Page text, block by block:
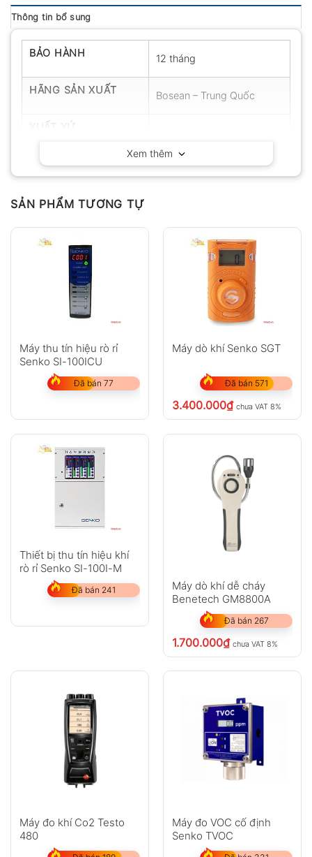
Thông tin bổ sung
BẢO HÀNH 12 tháng
HÃNG SẢN XUẤT Bosean – Trung Quốc
Xem thêm
SẢN PHẨM TƯƠNG TỰ
Máy thu tín hiệu rò rỉ
Senko SI-100ICU
Đã bán 77
Máy dò khí Senko SGT
Đã bán 571
3.400.000₫ chưa VAT 8%
Thiết bị thu tín hiệu khí
rò rỉ Senko SI-100I-M
Đã bán 241
Máy dò khí dễ cháy
Benetech GM8800A
Đã bán 267
1.700.000₫ chưa VAT 8%
Máy đo khí Co2 Testo
480
Máy đo VOC cố định
Senko TVOC